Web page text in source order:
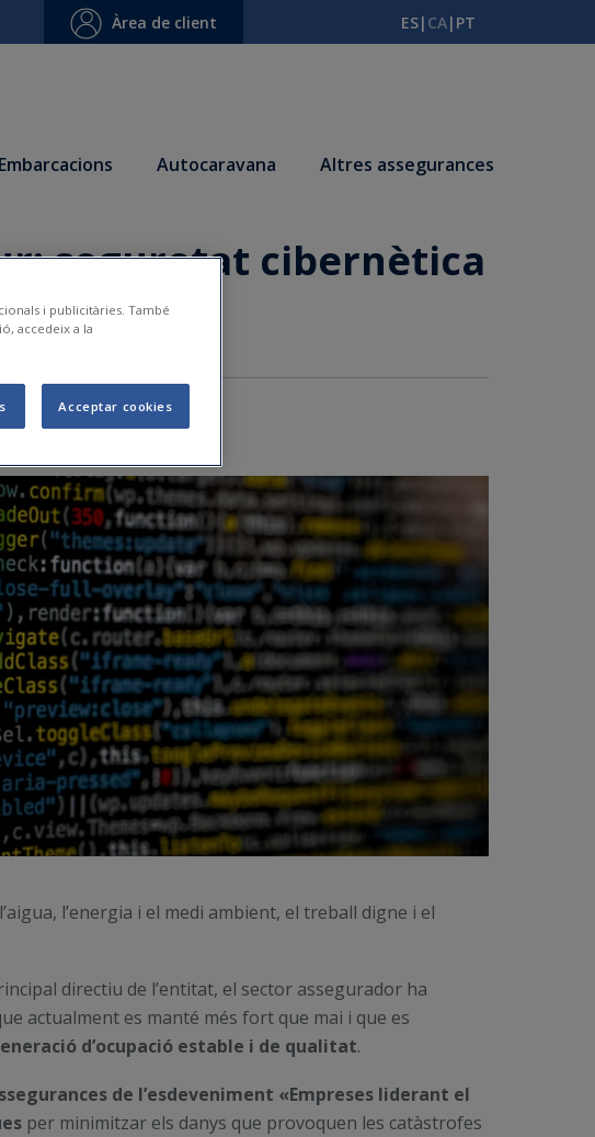
Àrea de client ES| CA| PT
Embarcacions Autocaravana Altres assegurances
seguretat cibernètica
l’energia i el medi ambient, el treball digne i el
directiu de l’entitat, el sector assegurador ha
actualment es manté més fort que mai i que es
d’ocupació estable i de qualitat.
de l’esdeveniment «Empreses liderant el
per minimitzar els danys que provoquen les catàstrofes
i publicitàries. També
accedeix a la
Acceptar cookies